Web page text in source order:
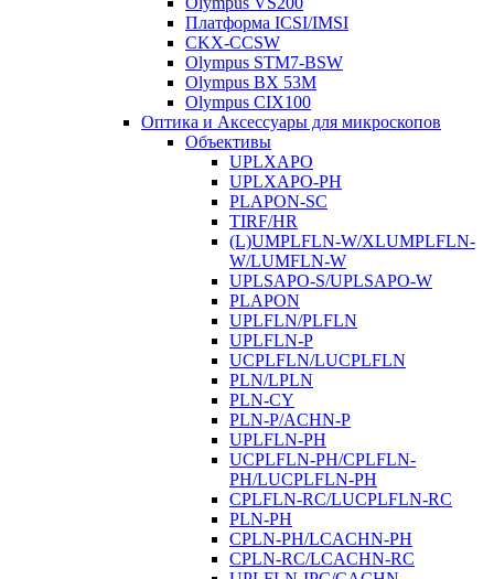
Платформа ICSI/IMSI
CKX-CCSW
Olympus STM7-BSW
Olympus BX 53M
Olympus CIX100
Оптика и Аксессуары для микроскопов
Объективы
UPLXAPO
UPLXAPO-PH
PLAPON-SC
TIRF/HR
(L)UMPLFLN-W/XLUMPLFLN-
W/LUMFLN-W
UPLSAPO-S/UPLSAPO-W
PLAPON
UPLFLN/PLFLN
UPLFLN-P
UCPLFLN/LUCPLFLN
PLN/LPLN
PLN-CY
PLN-P/ACHN-P
UPLFLN-PH
UCPLFLN-PH/CPLFLN-
PH/LUCPLFLN-PH
CPLFLN-RC/LUCPLFLN-RC
PLN-PH
CPLN-PH/LCACHN-PH
CPLN-RC/LCACHN-RC